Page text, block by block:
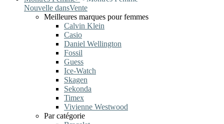
Nouvelle dansVente
Meilleures marques pour femmes
Calvin Klein
Casio
Daniel Wellington
Fossil
Guess
Ice-Watch
Skagen
Sekonda
Timex
Vivienne Westwood
Par catégorie